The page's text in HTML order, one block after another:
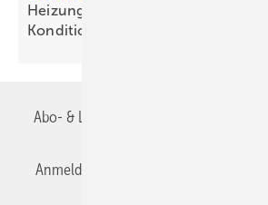
Heizungs­förderung mit de­gres­siven
Kondi­tionen
Abo- & Leserservice
Anmelden